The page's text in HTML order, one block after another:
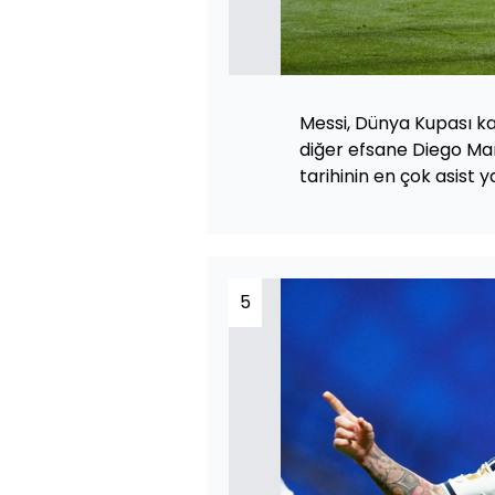
Messi, Dünya Kupası
diğer efsane Diego
tarihinin en çok asist
5